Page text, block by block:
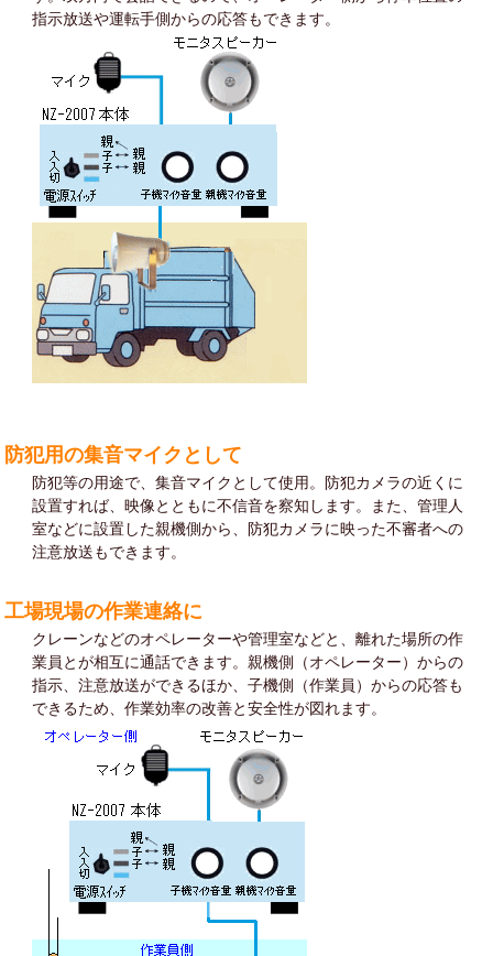
指示放送や運転手側からの応答もできます。
防犯用の集音マイクとして
防犯等の用途で、集音マイクとして使用。防犯カメラの近くに
設置すれば、映像とともに不信音を察知します。また、管理人
室などに設置した親機側から、防犯カメラに映った不審者への
注意放送もできます。
工場現場の作業連絡に
クレーンなどのオペレーターや管理室などと、離れた場所の作
業員とが相互に通話できます。親機側（オペレーター）からの
指示、注意放送ができるほか、子機側（作業員）からの応答も
できるため、作業効率の改善と安全性が図れます。